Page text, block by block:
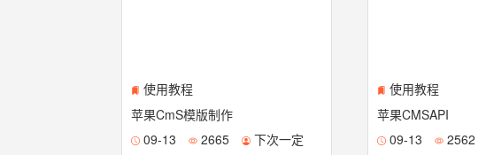
使用教程
苹果CmS模版制作
09-13
2665 下次一定
使用教程
苹果CMSAPI
09-13
2562